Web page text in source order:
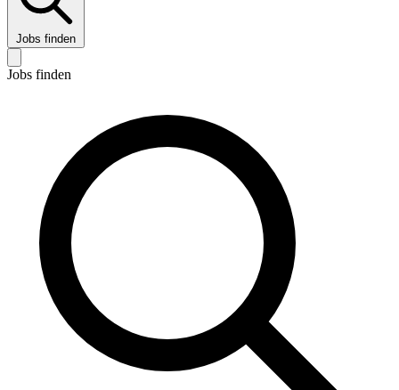
Jobs finden
Jobs finden